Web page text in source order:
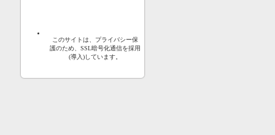
このサイトは、プライバシー保
護のため、SSL暗号化通信を採用
(導入)しています。